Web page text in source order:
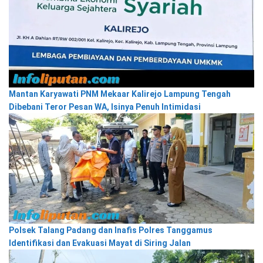
Mantan Karyawati PNM Mekaar Kalirejo Lampung Tengah
Dibebani Teror Pesan WA, Isinya Penuh Intimidasi
Polsek Talang Padang dan Inafis Polres Tanggamus
Identifikasi dan Evakuasi Mayat di Siring Jalan